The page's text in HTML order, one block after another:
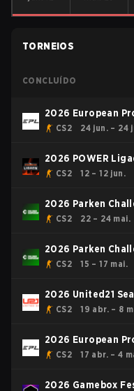
TORNEIOS
CONCLUÍDO
2026 European
CS2 24 jun. – 24
2026 POWER
CS2 12 – 12 jun.
2026 Parken
CS2 22 – 24 mai.
2026 Parken
CS2 15 – 17 mai.
2026 United21
CS2 19 abr. – 8
2026 European
CS2 17 abr. – 4
2026 Gamebox